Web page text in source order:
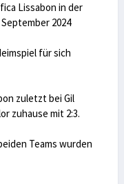
Lissabon in der
2024
für sich
zuletzt bei Gil
zuhause mit 2:3.
Teams wurden